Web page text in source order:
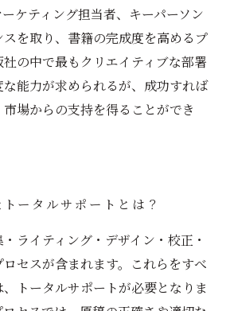
ケティング担当者、キーパーソン
を取り、書籍の完成度を高めるプ
の中で最もクリエイティブな部署
能力が求められるが、成功すれば
場からの支持を得ることができ
ータルサポートとは？
ライティング・デザイン・校正・
セスが含まれます。これらをすべ
トータルサポートが必要となりま